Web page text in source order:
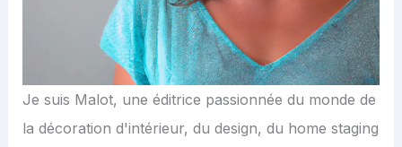
Je suis Malot, une éditrice passionnée du monde de
la décoration d'intérieur, du design, du home staging